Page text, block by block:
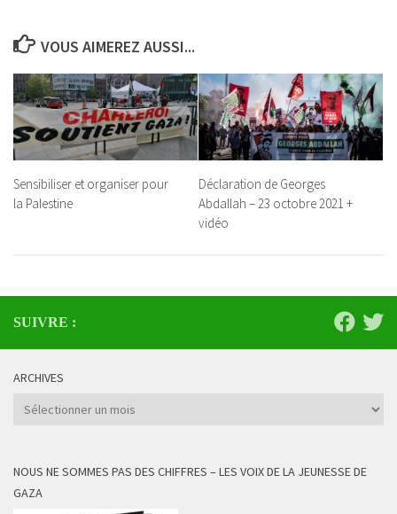
VOUS AIMEREZ AUSSI...
Sensibiliser et organiser pour
la Palestine
Déclaration de Georges
Abdallah – 23 octobre 2021 +
vidéo
SUIVRE :
ARCHIVES
Archives
NOUS NE SOMMES PAS DES CHIFFRES – LES VOIX DE LA JEUNESSE DE
GAZA